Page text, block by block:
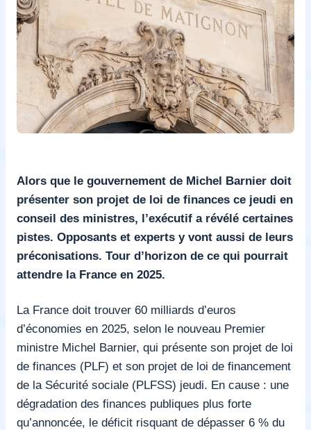
Alors que le gouvernement de Michel Barnier doit
présenter son projet de loi de finances ce jeudi en
conseil des ministres, l’exécutif a révélé certaines
pistes. Opposants et experts y vont aussi de leurs
préconisations. Tour d’horizon de ce qui pourrait
attendre la France en 2025.
La France doit trouver 60 milliards d’euros
d’économies en 2025, selon le nouveau Premier
ministre Michel Barnier, qui présente son projet de loi
de finances (PLF) et son projet de loi de financement
de la Sécurité sociale (PLFSS) jeudi. En cause : une
dégradation des finances publiques plus forte
qu’annoncée, le déficit risquant de dépasser 6 % du